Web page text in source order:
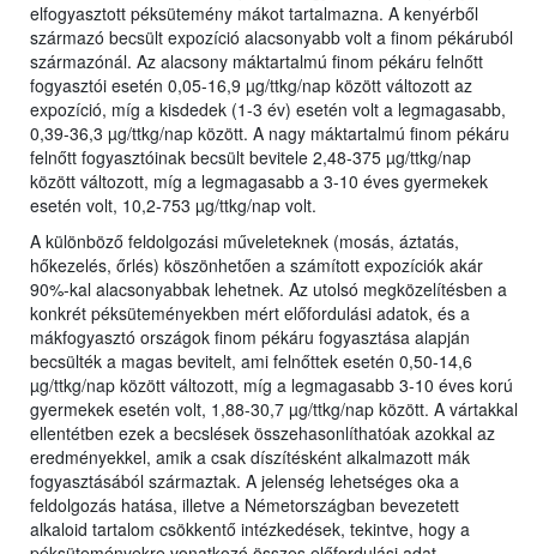
elfogyasztott péksütemény mákot tartalmazna. A kenyérből
származó becsült expozíció alacsonyabb volt a finom pékáruból
származónál. Az alacsony máktartalmú finom pékáru felnőtt
fogyasztói esetén 0,05-16,9 µg/ttkg/nap között változott az
expozíció, míg a kisdedek (1-3 év) esetén volt a legmagasabb,
0,39-36,3 µg/ttkg/nap között. A nagy máktartalmú finom pékáru
felnőtt fogyasztóinak becsült bevitele 2,48-375 µg/ttkg/nap
között változott, míg a legmagasabb a 3-10 éves gyermekek
esetén volt, 10,2-753 µg/ttkg/nap volt.
A különböző feldolgozási műveleteknek (mosás, áztatás,
hőkezelés, őrlés) köszönhetően a számított expozíciók akár
90%-kal alacsonyabbak lehetnek. Az utolsó megközelítésben a
konkrét péksüteményekben mért előfordulási adatok, és a
mákfogyasztó országok finom pékáru fogyasztása alapján
becsülték a magas bevitelt, ami felnőttek esetén 0,50-14,6
µg/ttkg/nap között változott, míg a legmagasabb 3-10 éves korú
gyermekek esetén volt, 1,88-30,7 µg/ttkg/nap között. A vártakkal
ellentétben ezek a becslések összehasonlíthatóak azokkal az
eredményekkel, amik a csak díszítésként alkalmazott mák
fogyasztásából származtak. A jelenség lehetséges oka a
feldolgozás hatása, illetve a Németországban bevezetett
alkaloid tartalom csökkentő intézkedések, tekintve, hogy a